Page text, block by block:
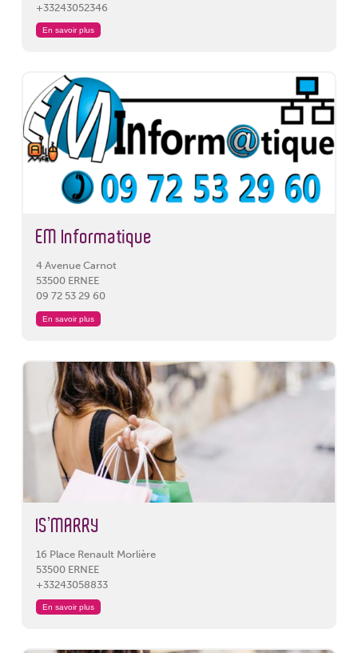
+33243052346
En savoir plus
EM Informatique
4 Avenue Carnot
53500 ERNEE
09 72 53 29 60
En savoir plus
IS’MARRY
16 Place Renault Morlière
53500 ERNEE
+33243058833
En savoir plus